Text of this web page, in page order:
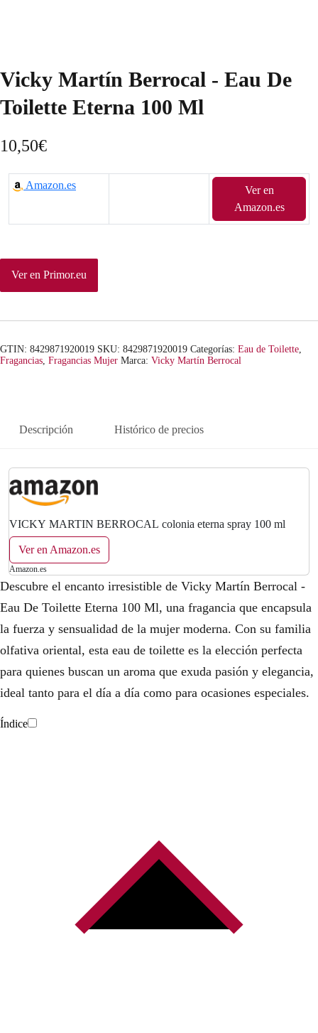
Vicky Martín Berrocal - Eau De
Toilette Eterna 100 Ml
10,50€
Amazon.es
Ver en
Amazon.es
Ver en Primor.eu
GTIN: 8429871920019 SKU: 8429871920019 Categorías: Eau de Toilette
Fragancias Fragancias Mujer Marca: Vicky Martín Berrocal
Descripción Histórico de precios
VICKY MARTIN BERROCAL colonia eterna spray 100 ml
Ver en Amazon.es
Amazon.es
Descubre el encanto irresistible de Vicky Martín Berrocal -
Eau De Toilette Eterna 100 Ml, una fragancia que encapsula
la fuerza y sensualidad de la mujer moderna. Con su familia
olfativa oriental, esta eau de toilette es la elección perfecta
para quienes buscan un aroma que exuda pasión y elegancia,
ideal tanto para el día a día como para ocasiones especiales.
Índice